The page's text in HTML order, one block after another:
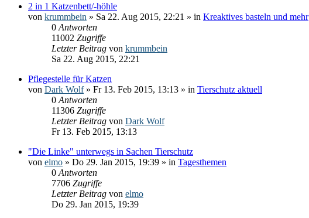
2 in 1 Katzenbett/-höhle
von krummbein » Sa 22. Aug 2015, 22:21 » in Kreaktives basteln und mehr
0 Antworten
11002 Zugriffe
Letzter Beitrag von krummbein
Sa 22. Aug 2015, 22:21
Pflegestelle für Katzen
von Dark Wolf» Fr 13. Feb 2015, 13:13 » in Tierschutz aktuell
0 Antworten
11306 Zugriffe
Letzter Beitrag von Dark Wolf
Fr 13. Feb 2015, 13:13
"Die Linke" unterwegs in Sachen Tierschutz
von elmo » Do 29. Jan 2015, 19:39 » in Tagesthemen
0 Antworten
7706 Zugriffe
Letzter Beitrag von elmo
Do 29. Jan 2015, 19:39